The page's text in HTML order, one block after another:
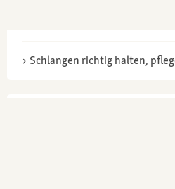
Schlangen richtig halten,